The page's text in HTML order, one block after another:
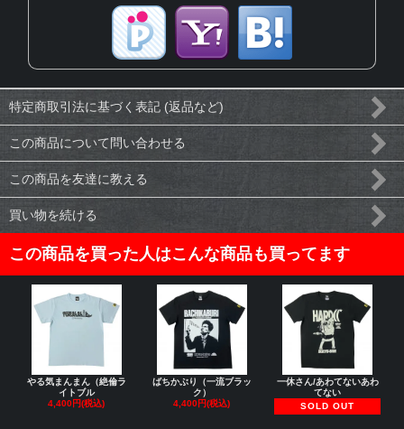
特定商取引法に基づく表記 (返品など)
この商品について問い合わせる
この商品を友達に教える
買い物を続ける
この商品を買った人はこんな商品も買ってます
やる気まんまん（絶倫ラ
イトブル
4,400円(税込)
ばちかぶり（一流ブラッ
ク）
4,400円(税込)
一休さん/あわてないあわ
てない
SOLD OUT